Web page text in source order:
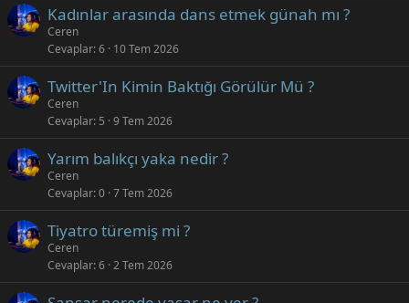
Kadınlar arasında dans etmek günah mı ?
Ceren
Cevaplar 6 10 Tem 2026
Twitter'In Kimin Baktığı Görülür Mü ?
Ceren
Cevaplar 5 9 Tem 2026
Yarım balıkçı yaka nedir ?
Ceren
Cevaplar 0 7 Tem 2026
Tiyatro türemiş mi ?
Ceren
Cevaplar 6 2 Tem 2026